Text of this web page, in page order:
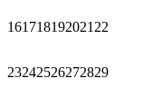
161718192021 22
23242526272829